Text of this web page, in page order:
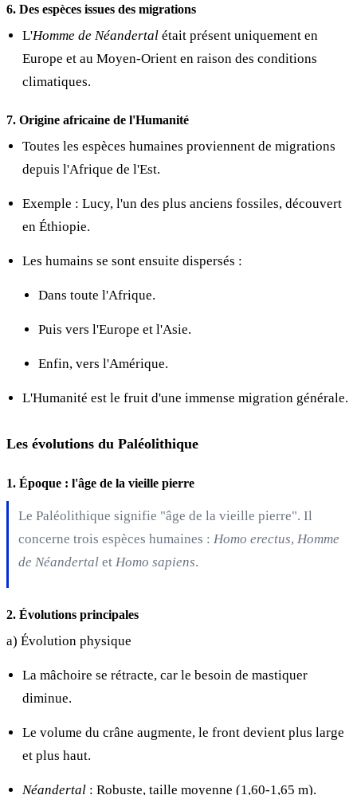
6. Des espèces issues des migrations
L'Homme de Néandertal était présent uniquement en
Europe et au Moyen-Orient en raison des conditions
climatiques.
7. Origine africaine de l'Humanité
Toutes les espèces humaines proviennent de migrations
depuis l'Afrique de l'Est.
Exemple : Lucy, l'un des plus anciens fossiles, découvert
en Éthiopie.
Les humains se sont ensuite dispersés :
Dans toute l'Afrique.
Puis vers l'Europe et l'Asie.
Enfin, vers l'Amérique.
L'Humanité est le fruit d'une immense migration générale.
Les évolutions du Paléolithique
1. Époque : l'âge de la vieille pierre
Le Paléolithique signifie "âge de la vieille pierre". Il
concerne trois espèces humaines : Homo erectus, Homme
de Néandertal et Homo sapiens.
2. Évolutions principales
a) Évolution physique
La mâchoire se rétracte, car le besoin de mastiquer
diminue.
Le volume du crâne augmente, le front devient plus large
et plus haut.
Néandertal : Robuste, taille moyenne (1,60-1,65 m).